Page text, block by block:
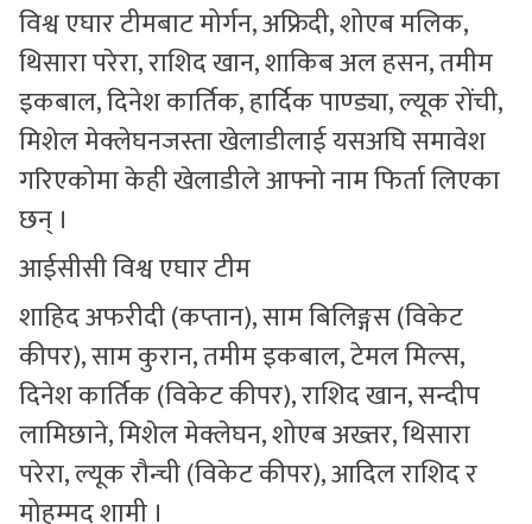
विश्व एघार टीमबाट मोर्गन, अफ्रिदी, शोएब मलिक,
थिसारा परेरा, राशिद खान, शाकिब अल हसन, तमीम
इकबाल, दिनेश कार्तिक, हार्दिक पाण्ड्या, ल्यूक रोंची,
मिशेल मेक्लेघनजस्ता खेलाडीलाई यसअघि समावेश
गरिएकोमा केही खेलाडीले आफ्नो नाम फिर्ता लिएका
छन् ।
आईसीसी विश्व एघार टीम
शाहिद अफरीदी (कप्तान), साम बिलिङ्गस (विकेट
कीपर), साम कुरान, तमीम इकबाल, टेमल मिल्स,
दिनेश कार्तिक (विकेट कीपर), राशिद खान, सन्दीप
लामिछाने, मिशेल मेक्लेघन, शोएब अख्तर, थिसारा
परेरा, ल्यूक रौन्ची (विकेट कीपर), आदिल राशिद र
मोहम्मद शामी ।